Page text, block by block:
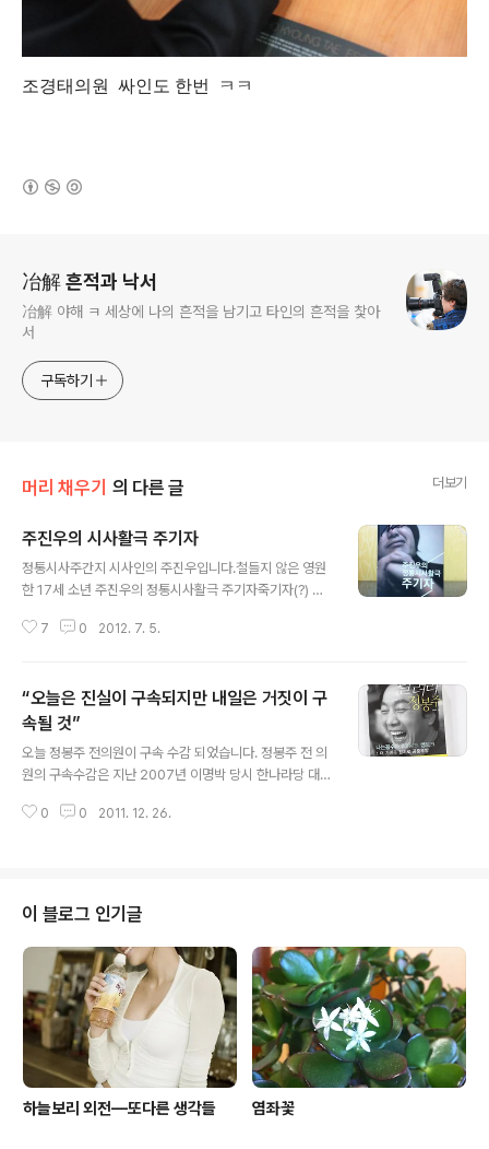
조경태의원 싸인도 한번 ㅋㅋ
冶解 흔적과 낙서
冶解 야해 ㅋ 세상에 나의 흔적을 남기고 타인의 흔적을 찿아
서
구독하기
머리 채우기 의 다른 글 더보기
주진우의 시사활극 주기자
정통시사주간지 시사인의 주진우입니다.철들지 않은 영원
한 17세 소년 주진우의 정통시사활극 주기자죽기자(?) 주
럽다. 그리고 뭔가 다른 느김의 이야기를 볼 수있는 책이였
원이나 김어준 총수 , 그리고 김용민과는 다르게 때문이다.
기자! 그중에서도 탐사 전문의 기자 주진우, "나는 곰수
다"에서 디테일 을 도마타 하는 주진우가 세상에 던지는 말
은 무엇일까? 다년간 세상의 최전선에 있었던 기자로서 세
상을 보는 눈은 무엇일까? 이렇한 궁금증을 가지고 이책을
보기 시작했다.정본주의원의 달려라 정본주가 유쾌한 정치
7 0 2012. 7. 5.
“오늘은 진실이 구속되지만 내일은 거짓이 구
속될 것”
오늘 정봉주 전의원이 구속 수감 되었습니다. 정봉주 전 의
원의 구속수감은 지난 2007년 이명박 당시 한나라당 대통
위반 혐의로 지난 22일 징역 1년 실형판결을 받은 것에 따
조금이라도 도움이 되려나 하는 심정으로 ...... 나꼼수 콘서
트 조차 한번 열지 못하는 불모의 부산에서 .............. “오늘
은 진실이 구속되지만 내일은 거짓이 구속될 것” http://ca
fe.naver.com/kimeojun.cafe?iframe_url=/Article
Read.nhn%3F..
0 0 2011. 12. 26.
이 블로그 인기글
하늘보리 외전—또다른 생각들 염좌꽃